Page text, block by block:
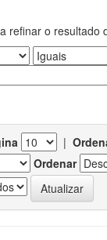
refinar o resultado
|
Ordenar